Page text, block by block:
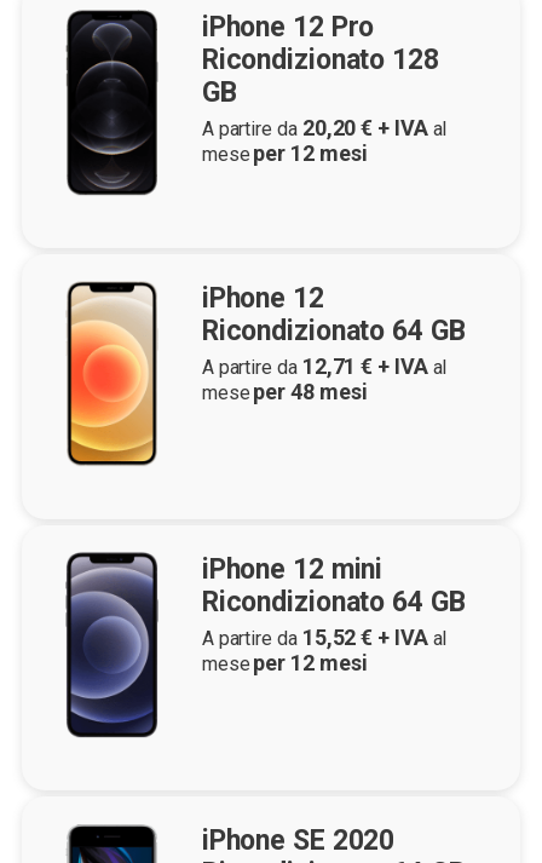
iPhone 12 Pro
Ricondizionato 128
GB
A partire da 20,20€ + IVA al
mese per 12 mesi
iPhone 12
Ricondizionato 64 GB
A partire da 12,71 € + IVA al
mese per48 mesi
iPhone 12 mini
Ricondizionato 64 GB
A partire da 15,52€ + IVA al
mese per 12 mesi
iPhone SE 2020